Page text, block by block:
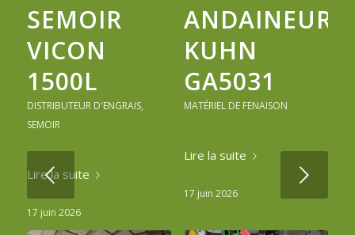
SEMOIR
VICON
1500L
DISTRIBUTEUR D'ENGRAIS,
SEMOIR
Lire la suite
17 juin 2026
ANDAINEUR
KUHN
GA5031
MATÉRIEL DE FENAISON
Lire la suite
17 juin 2026